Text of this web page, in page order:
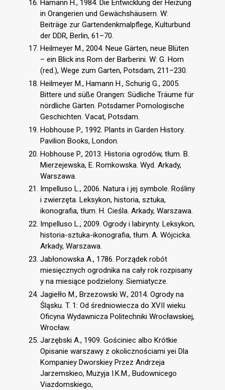
Hamann H., 1984. Die Entwicklung der Heizung
in Orangerien und Gewächshäusern. W:
Beiträge zur Gartendenkmalpflege, Kulturbund
der DDR, Berlin, 61–70.
Heilmeyer M., 2004. Neue Gärten, neue Blüten
– ein Blick ins Rom der Barberini. W: G. Horn
(red.), Wege zum Garten, Potsdam, 211–230.
Heilmeyer M., Hamann H., Schurig G., 2005.
Bittere und süße Orangen: Südliche Träume für
nördliche Gärten. Potsdamer Pomologische
Geschichten. Vacat, Potsdam.
Hobhouse P., 1992. Plants in Garden History.
Pavilion Books, London.
Hobhouse P., 2013. Historia ogrodów, tłum. B.
Mierzejewska, E. Romkowska. Wyd. Arkady,
Warszawa.
Impelluso L., 2006. Natura i jej symbole. Rośliny
i zwierzęta. Leksykon, historia, sztuka,
ikonografia, tłum. H. Cieśla. Arkady, Warszawa.
Impelluso L., 2009. Ogrody i labirynty. Leksykon,
historia-sztuka-ikonografia, tłum. A. Wójcicka.
Arkady, Warszawa.
Jabłonowska A., 1786. Porządek robót
miesięcznych ogrodnika na cały rok rozpisany
y na miesiące podzielony. Siemiatycze.
Jagiełło M., Brzezowski W., 2014. Ogrody na
Śląsku. T. 1: Od średniowiecza do XVII wieku.
Oficyna Wydawnicza Politechniki Wrocławskiej,
Wrocław.
Jarzębski A., 1909. Gościniec albo Krótkie
Opisanie warszawy z okolicznościami yei Dla
Kompaniey Dworskiey Przez Andrzeja
Jarzemskieo, Muzyja I.K.M., Budownicego
Viazdomskiego,